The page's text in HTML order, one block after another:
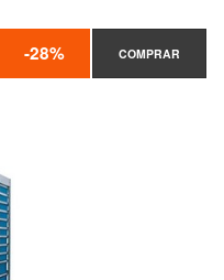
-28% COMPRAR